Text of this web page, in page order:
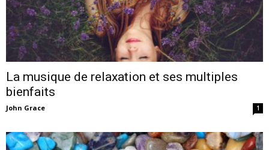
La musique de relaxation et ses multiples
bienfaits
John Grace 1